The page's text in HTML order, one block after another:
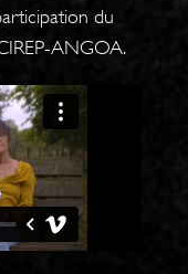
du
ANGOA.